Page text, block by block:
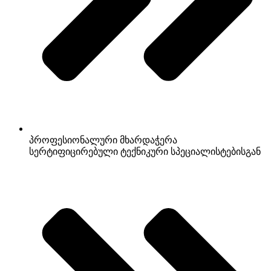
პროფესიონალური მხარდაჭერა
სერტიფიცირებული ტექნიკური სპეციალისტებისგან